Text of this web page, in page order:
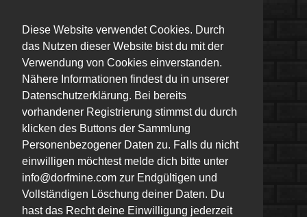
Diese Website verwendet Cookies. Durch
das Nutzen dieser Website bist du mit der
Verwendung von Cookies einverstanden.
Nähere Informationen findest du in unserer
Datenschutzerklärung. Bei bereits
vorhandener Registrierung stimmst du durch
klicken des Buttons der Sammlung
Personenbezogener Daten zu. Falls du nicht
einwilligen möchtest melde dich bitte unter
info@dorfmine.com zur Endgültigen und
Vollständigen Löschung deiner Daten. Du
hast das Recht deine Einwilligung jederzeit